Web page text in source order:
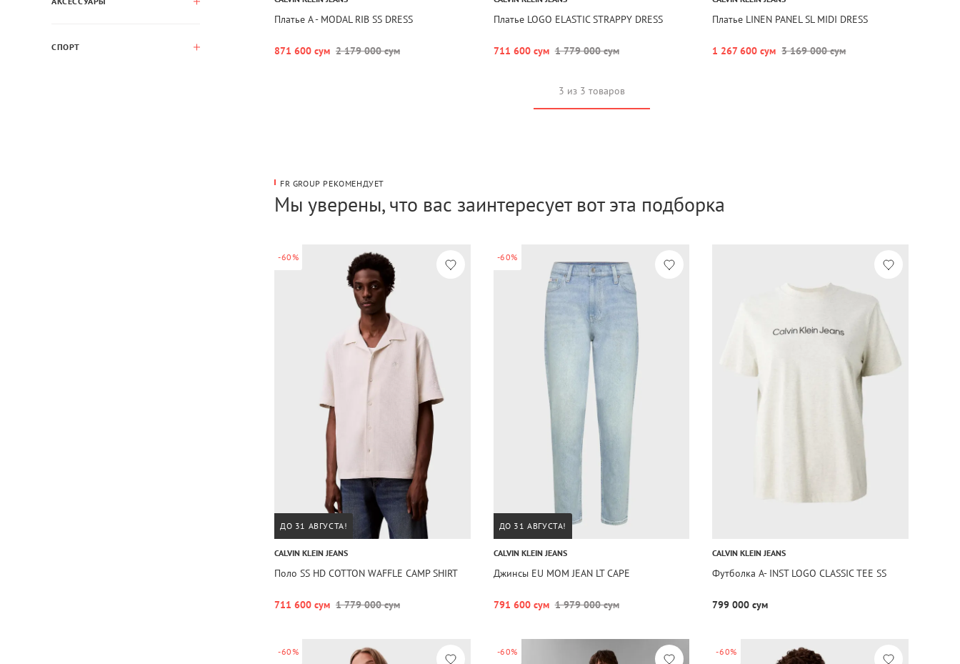
СПОРТ
Платье A - MODAL RIB SS DRESS
871 600 сум 2 179 000 сум
Платье LOGO ELASTIC STRAPPY DRESS
711 600 сум 1 779 000 сум
Платье LINEN PANEL SL MIDI DRESS
1 267 600 сум 3 169 000 сум
3 из 3 товаров
FR GROUP РЕКОМЕНДУЕТ
Мы уверены, что вас заинтересует вот эта подборка
-60%
ДО 31 АВГУСТА!
CALVIN KLEIN JEANS
Поло SS HD COTTON WAFFLE CAMP SHIRT
711 600 сум 1 779 000 сум
-60%
ДО 31 АВГУСТА!
CALVIN KLEIN JEANS
Джинсы EU MOM JEAN LT CAPE
791 600 сум 1 979 000 сум
CALVIN KLEIN JEANS
Футболка A- INST LOGO CLASSIC TEE SS
799 000 сум
-60% -60% -60%